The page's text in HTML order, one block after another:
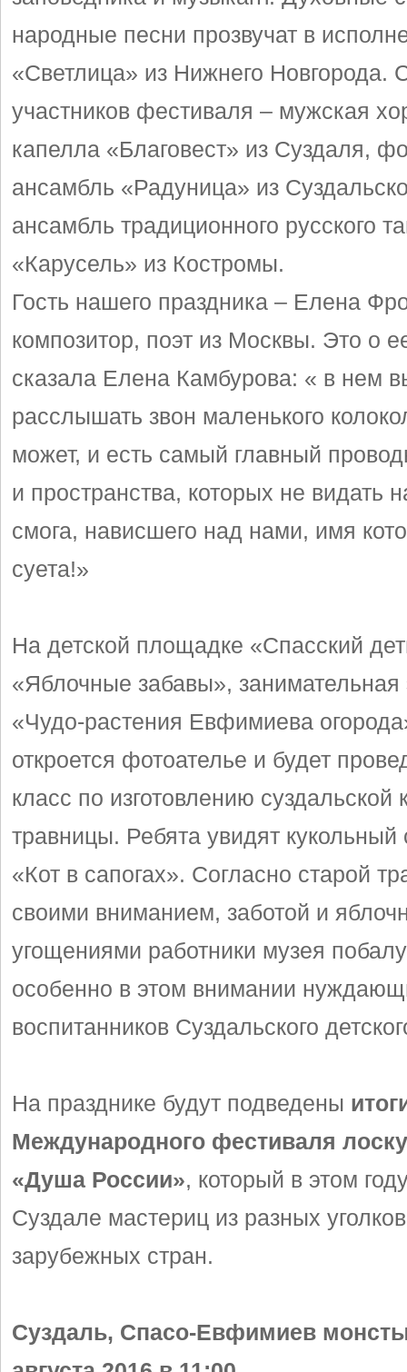
народные песни прозвучат в
«Светлица» из Нижнего Новгорода.
участников фестиваля – мужская
капелла «Благовест» из Суздаля,
ансамбль «Радуница» из
ансамбль традиционного русского
«Карусель» из Костромы.
Гость нашего праздника – Елена
композитор, поэт из Москвы. Это о
сказала Елена Камбурова: « в нем
расслышать звон маленького
может, и есть самый главный
и пространства, которых не видать
смога, нависшего над нами, имя
суета!»
На детской площадке «Спасский
«Яблочные забавы», занимательная
«Чудо-растения Евфимиева
откроется фотоателье и будет
класс по изготовлению суздальской
травницы. Ребята увидят кукольный
«Кот в сапогах». Согласно старой
своими вниманием, заботой и
угощениями работники музея
особенно в этом внимании
воспитанников Суздальского
На празднике будут подведены
Международного фестиваля
«Душа России», который в этом
Суздале мастериц из разных
зарубежных стран.
Суздаль, Спасо-Евфимиев